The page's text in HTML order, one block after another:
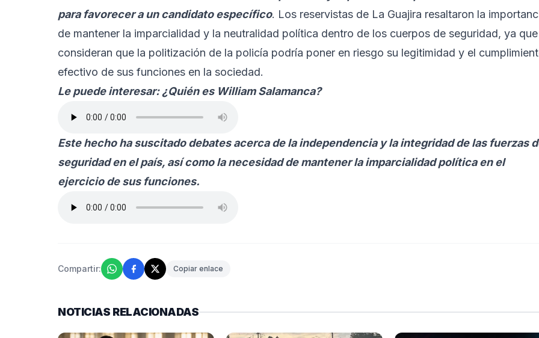
para favorecer a un candidato específico. Los reservistas de La Guajira resaltaron la
de mantener la imparcialidad y la neutralidad política dentro de los cuerpos de seguridad, ya que
consideran que la politización de la policía podría poner en riesgo su legitimidad y el
efectivo de sus funciones en la sociedad.
Le puede interesar:¿Quién es William Salamanca?
Este hecho ha suscitado debates acerca de la independencia y la integridad de las fuerzas
seguridad en el país, así como la necesidad de mantener la imparcialidad política en el
ejercicio de sus funciones.
Compartir: Copiar enlace
NOTICIAS RELACIONADAS